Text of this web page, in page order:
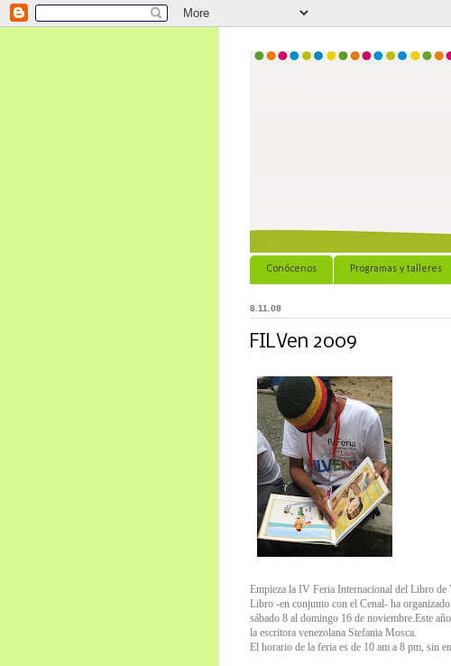
Conócenos Programas y talleres
8.11.08
FILVen 2009
Empieza la IV Feria Internacional del Libro de
Libro -en conjunto con el Cenal- ha
sábado 8 al domingo 16 de noviembre.Este
la escritora venezolana Stefania Mosca.
El horario de la feria es de 10 am a 8 pm, sin